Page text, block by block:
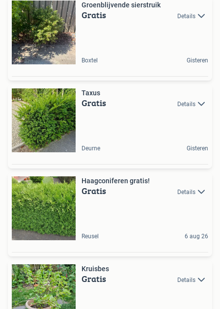
Groenblijvende sierstruik
Gratis Details
Boxtel Gisteren
Taxus
Gratis Details
Deurne Gisteren
Haagconiferen gratis!
Gratis Details
Reusel 6 aug 26
Kruisbes
Gratis Details